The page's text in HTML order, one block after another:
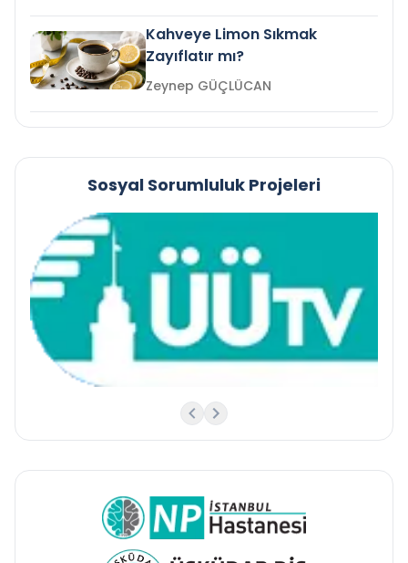
Kahveye Limon Sıkmak
Zayıflatır mı?
Zeynep GÜÇLÜCAN
Sosyal Sorumluluk Projeleri